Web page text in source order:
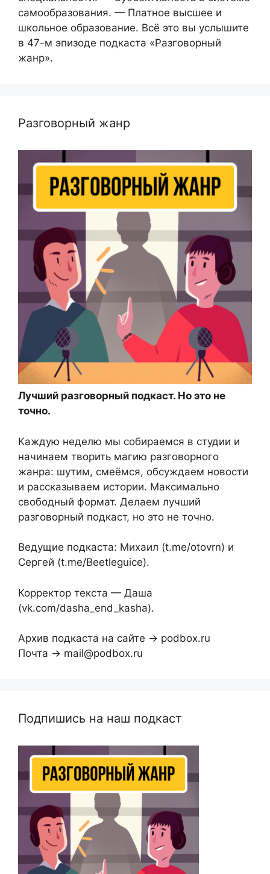
самообразования. — Платное высшее и
школьное образование. Всё это вы услышите
в 47-м эпизоде подкаста «Разговорный
жанр».
Разговорный жанр
Лучший разговорный подкаст. Но это не
точно.
Каждую неделю мы собираемся в студии и
начинаем творить магию разговорного
жанра: шутим, смеёмся, обсуждаем новости
и рассказываем истории. Максимально
свободный формат. Делаем лучший
разговорный подкаст, но это не точно.
Ведущие подкаста: Михаил (t.me/otovrn) и
Сергей (t.me/Beetleguice).
Корректор текста — Даша
(vk.com/dasha_end_kasha).
Архив подкаста на сайте → podbox.ru
Почта → mail@podbox.ru
Подпишись на наш подкаст